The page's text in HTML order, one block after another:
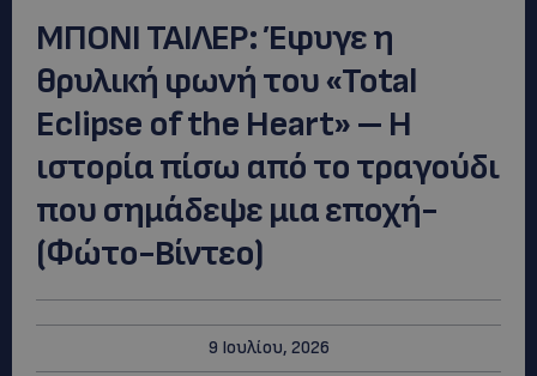
ΜΠΟΝΙ ΤΑΙΛΕΡ: Έφυγε η
θρυλική φωνή του «Total
Eclipse of the Heart» – Η
ιστορία πίσω από το τραγούδι
που σημάδεψε μια εποχή-
(Φώτο-Βίντεο)
9 Ιουλίου, 2026